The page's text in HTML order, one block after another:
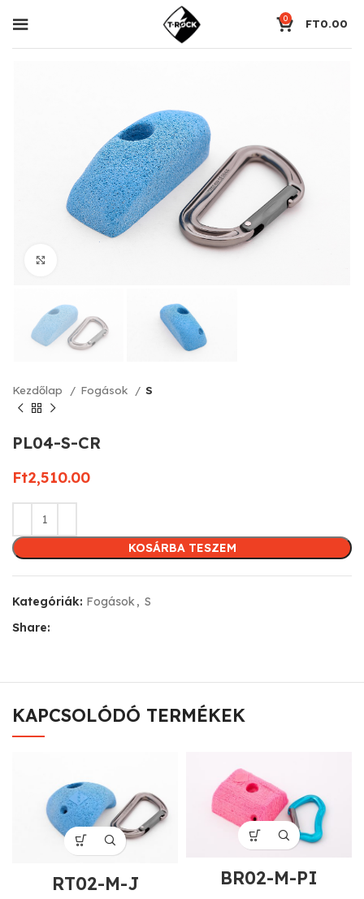
0 FT0.00
Kezdőlap Fogások S
PL04-S-CR
Ft2,510.00
KOSÁRBA TESZEM
Kategóriák: Fogások, S
Share:
KAPCSOLÓDÓ TERMÉKEK
RT02-M-J BR02-M-PI